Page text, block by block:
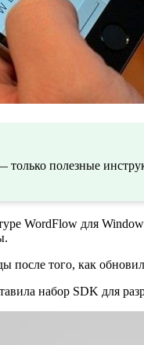
полезные
WordFlow для
после того, как
набор SDK для